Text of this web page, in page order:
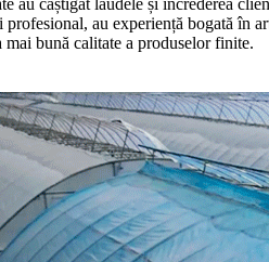
au câștigat laudele și încrederea
au experiență bogată în
mai bună calitate a produselor finite.